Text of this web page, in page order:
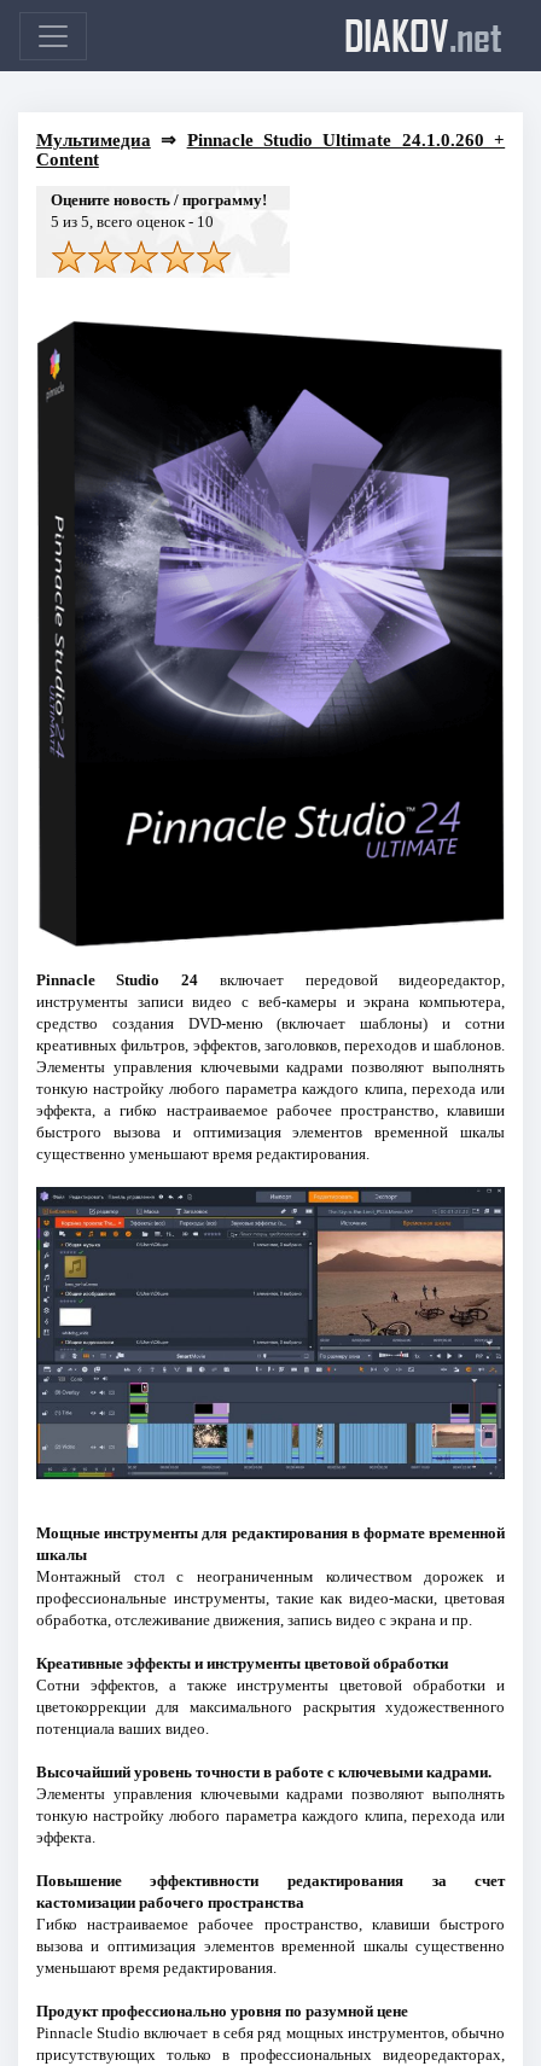
DIAKOV.net
Мультимедиа ⇒ Pinnacle Studio Ultimate 24.1.0.260 +
Content
Оцените новость / программу!
5 из 5, всего оценок - 10
Pinnacle Studio 24 включает передовой видеоредактор,
инструменты записи видео с веб-камеры и экрана компьютера,
средство создания DVD-меню (включает шаблоны) и сотни
креативных фильтров, эффектов, заголовков, переходов и шаблонов.
Элементы управления ключевыми кадрами позволяют выполнять
тонкую настройку любого параметра каждого клипа, перехода или
эффекта, а гибко настраиваемое рабочее пространство, клавиши
быстрого вызова и оптимизация элементов временной шкалы
существенно уменьшают время редактирования.
Мощные инструменты для редактирования в формате временной
шкалы
Монтажный стол с неограниченным количеством дорожек и
профессиональные инструменты, такие как видео-маски, цветовая
обработка, отслеживание движения, запись видео с экрана и пр.
Креативные эффекты и инструменты цветовой обработки
Сотни эффектов, а также инструменты цветовой обработки и
цветокоррекции для максимального раскрытия художественного
потенциала ваших видео.
Высочайший уровень точности в работе с ключевыми кадрами.
Элементы управления ключевыми кадрами позволяют выполнять
тонкую настройку любого параметра каждого клипа, перехода или
эффекта.
Повышение эффективности редактирования за счет
кастомизации рабочего пространства
Гибко настраиваемое рабочее пространство, клавиши быстрого
вызова и оптимизация элементов временной шкалы существенно
уменьшают время редактирования.
Продукт профессионально уровня по разумной цене
Pinnacle Studio включает в себя ряд мощных инструментов, обычно
присутствующих только в профессиональных видеоредакторах,